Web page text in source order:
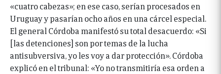
«cuatro cabezas»; en ese caso, serían procesados en
Uruguay y pasarían ocho años en una cárcel especial.
El general Córdoba manifestó su total desacuerdo: «Si
[las detenciones] son por temas de la lucha
antisubversiva, yo les voy a dar protección». Córdoba
explicó en el tribunal: «Yo no transmitiría esa orden a